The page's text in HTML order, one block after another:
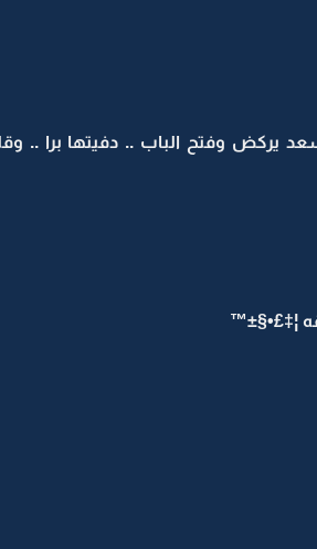
يركض وفتح الباب .. دفيتها برا ..